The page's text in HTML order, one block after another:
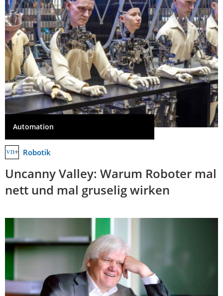
Automation
Robotik
Uncanny Valley: Warum Roboter mal
nett und mal gruselig wirken